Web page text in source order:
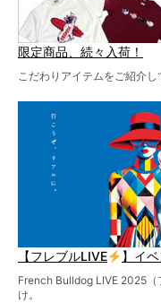
限定商品、続々入荷！
こだわりアイテムをご紹介し
【フレブルLIVE 】イ
French Bulldog LIVE 2025
け。